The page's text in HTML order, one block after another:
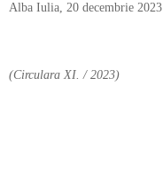
Alba Iulia, 20 decembrie 2023
(Circulara XI. / 2023)